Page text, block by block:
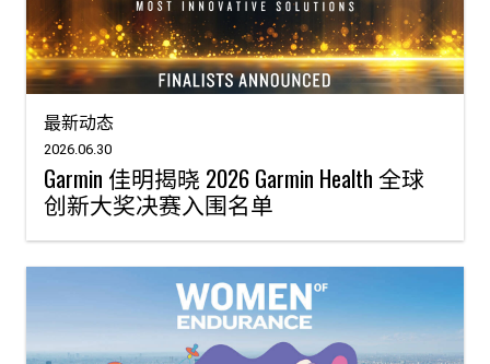
最新动态
2026.06.30
Garmin 佳明揭晓 2026 Garmin Health 全球
创新大奖决赛入围名单